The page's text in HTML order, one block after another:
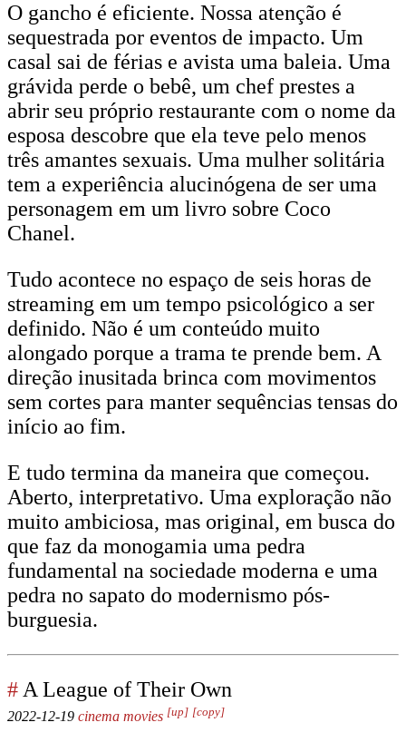
O gancho é eficiente. Nossa atenção é
sequestrada por eventos de impacto. Um
casal sai de férias e avista uma baleia. Uma
grávida perde o bebê, um chef prestes a
abrir seu próprio restaurante com o nome da
esposa descobre que ela teve pelo menos
três amantes sexuais. Uma mulher solitária
tem a experiência alucinógena de ser uma
personagem em um livro sobre Coco
Chanel.
Tudo acontece no espaço de seis horas de
streaming em um tempo psicológico a ser
definido. Não é um conteúdo muito
alongado porque a trama te prende bem. A
direção inusitada brinca com movimentos
sem cortes para manter sequências tensas do
início ao fim.
E tudo termina da maneira que começou.
Aberto, interpretativo. Uma exploração não
muito ambiciosa, mas original, em busca do
que faz da monogamia uma pedra
fundamental na sociedade moderna e uma
pedra no sapato do modernismo pós-
burguesia.
# A League of Their Own
2022-12-19 cinema movies [up] [copy]